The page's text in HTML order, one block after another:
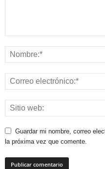
Guardar mi nombre, correo
la próxima vez que comente.